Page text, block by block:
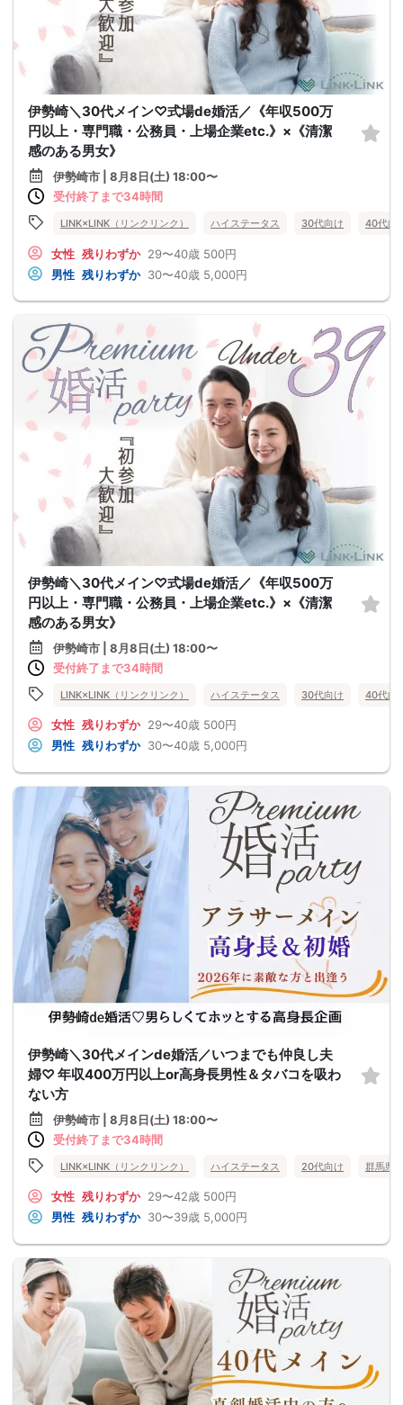
伊勢崎＼30代メイン♡式場de婚活／《年収500万
円以上・専門職・公務員・上場企業etc.》×《清潔
感のある男女》
伊勢崎市 | 8月8日(土) 18:00〜
受付終了まで34時間
LINK×LINK（リンクリンク） ハイステータス 30代向け 40代向
女性 残りわずか 29〜40歳 500円
男性 残りわずか 30〜40歳 5,000円
伊勢崎＼30代メイン♡式場de婚活／《年収500万
円以上・専門職・公務員・上場企業etc.》×《清潔
感のある男女》
伊勢崎市 | 8月8日(土) 18:00〜
受付終了まで34時間
LINK×LINK（リンクリンク） ハイステータス 30代向け 40代向
女性 残りわずか 29〜40歳 500円
男性 残りわずか 30〜40歳 5,000円
伊勢崎＼30代メインde婚活／いつまでも仲良し夫
婦♡ 年収400万円以上or高身長男性＆タバコを吸わ
ない方
伊勢崎市 | 8月8日(土) 18:00〜
受付終了まで34時間
LINK×LINK（リンクリンク） ハイステータス 20代向け 群馬県
女性 残りわずか 29〜42歳 500円
男性 残りわずか 30〜39歳 5,000円